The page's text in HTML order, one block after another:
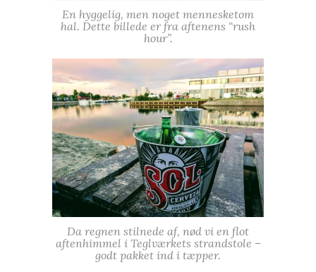
En hyggelig, men noget mennesketom
hal. Dette billede er fra aftenens “rush
hour”.
Da regnen stilnede af, nød vi en flot
aftenhimmel i Teglværkets strandstole –
godt pakket ind i tæpper.